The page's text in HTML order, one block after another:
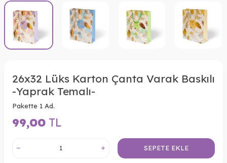
26x32 Lüks Karton Çanta Varak Baskılı
-Yaprak Temalı-
Pakette 1 Ad.
99,00 TL
SEPETE EKLE